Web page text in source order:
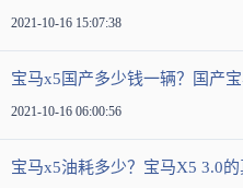
2021-10-16 15:07:38
宝马x5国产多少钱一辆？国产
2021-10-16 06:00:56
宝马x5油耗多少？宝马X5 3.0的